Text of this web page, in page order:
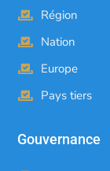
Région
Nation
Europe
Pays tiers
Gouvernance